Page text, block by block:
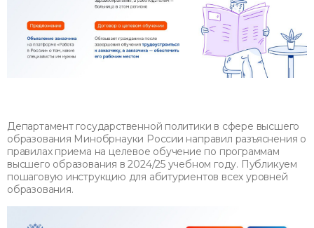
Департамент государственной политики в сфере высшего
образования Минобрнауки России направил разъяснения о
правилах приема на целевое обучение по программам
высшего образования в 2024/25 учебном году. Публикуем
пошаговую инструкцию для абитуриентов всех уровней
образования.